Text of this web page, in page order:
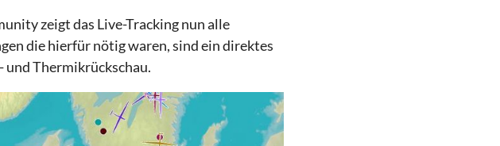
zeigt das Live-Tracking nun alle
die hierfür nötig waren, sind ein direktes
und Thermikrückschau.